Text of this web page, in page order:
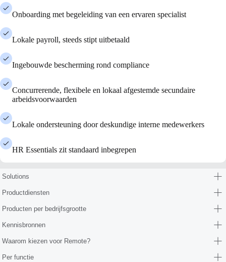
Onboarding met begeleiding van een ervaren specialist
Lokale payroll, steeds stipt uitbetaald
Ingebouwde bescherming rond compliance
Concurrerende, flexibele en lokaal afgestemde secundaire
arbeidsvoorwaarden
Lokale ondersteuning door deskundige interne medewerkers
HR Essentials zit standaard inbegrepen
Solutions
Productdiensten
Producten per bedrijfsgrootte
Kennisbronnen
Waarom kiezen voor Remote?
Per functie